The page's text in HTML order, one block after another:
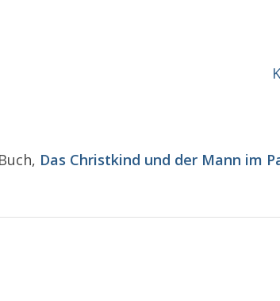
Das Christkind und der Mann im